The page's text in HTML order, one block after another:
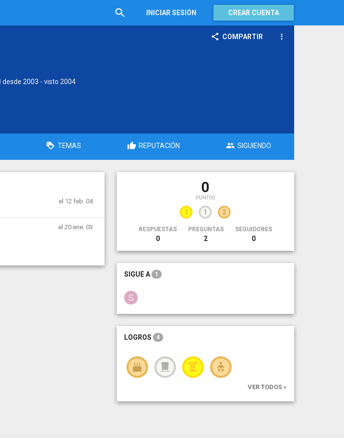
INICIAR SESIÓN CREAR CUENTA
COMPARTIR
desde 2003 - visto 2004
TEMAS REPUTACIÓN SIGUIENDO
el 12 feb. 04
el 20 ene. 03
0
PUNTOS
1 1 2
RESPUESTAS
0
PREGUNTAS
2
SEGUIDORES
0
SIGUE A 1
LOGROS 4
VER TODOS »